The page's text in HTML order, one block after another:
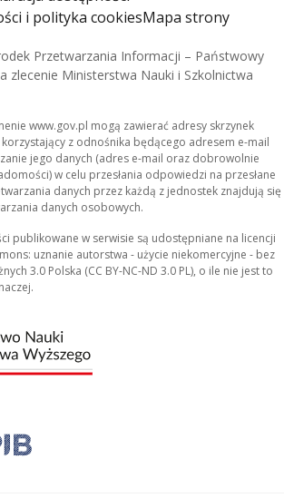
i polityka cookiesMapa strony
Przetwarzania Informacji – Państwowy
zlecenie Ministerstwa Nauki i Szkolnictwa
www.gov.pl mogą zawierać adresy skrzynek
z odnośnika będącego adresem e-mail
jego danych (adres e-mail oraz dobrowolnie
w celu przesłania odpowiedzi na przesłane
danych przez każdą z jednostek znajdują się
danych osobowych.
publikowane w serwisie są udostępniane na licencji
uznanie autorstwa - użycie niekomercyjne - bez
3.0 Polska (CC BY-NC-ND 3.0 PL), o ile nie jest to